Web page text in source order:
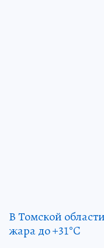
В Томской
жара до +31°C